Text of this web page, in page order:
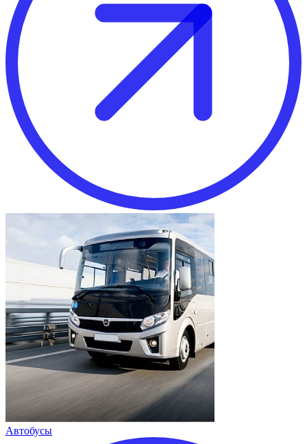
Автобусы